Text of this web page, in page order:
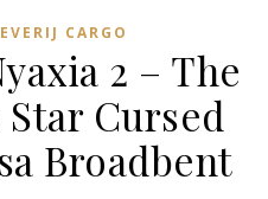
CARGO
2 – The
Cursed
Broadbent